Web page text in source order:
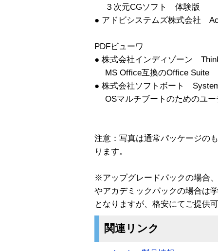
３次元CGソフト 体験版
● アドビシステムズ株式会社
PDFビューワ
● 株式会社インディゾーン
MS Office互換のOffice Suite
● 株式会社ソフトボート
OSマルチブートのためのユー
注意：写真は通常パッケージの
ります。
※アップグレードパックの場合
やアカデミックパックの場合は
となりますが、格安にてご提供
関連リンク